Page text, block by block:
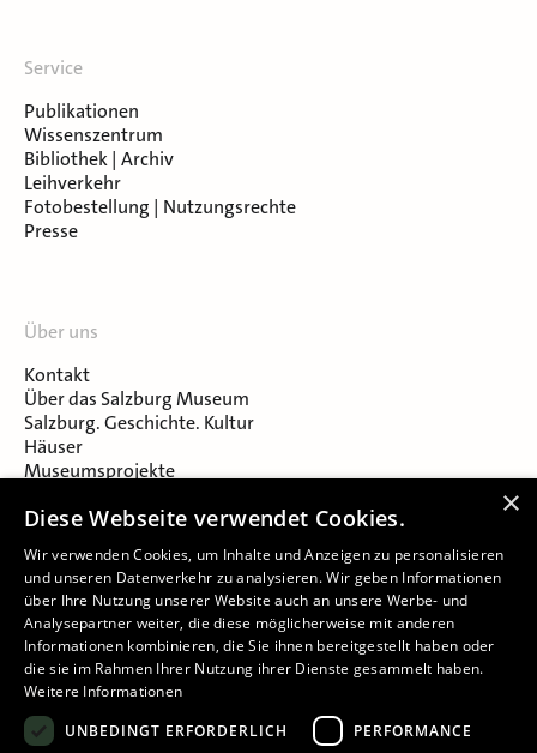
Service
Publikationen
Wissenszentrum
Bibliothek | Archiv
Leihverkehr
Fotobestellung | Nutzungsrechte
Presse
Über uns
Kontakt
Über das Salzburg Museum
Salzburg. Geschichte. Kultur
Häuser
Museumsprojekte
Museumsverein Celtic Heritage
Impressum
Datenschutz
×
Diese Webseite verwendet Cookies.
Wir verwenden Cookies, um Inhalte und Anzeigen zu personalisieren
und unseren Datenverkehr zu analysieren. Wir geben Informationen
über Ihre Nutzung unserer Website auch an unsere Werbe- und
Analysepartner weiter, die diese möglicherweise mit anderen
Informationen kombinieren, die Sie ihnen bereitgestellt haben oder
die sie im Rahmen Ihrer Nutzung ihrer Dienste gesammelt haben.
Weitere Informationen
UNBEDINGT ERFORDERLICH
PERFORMANCE